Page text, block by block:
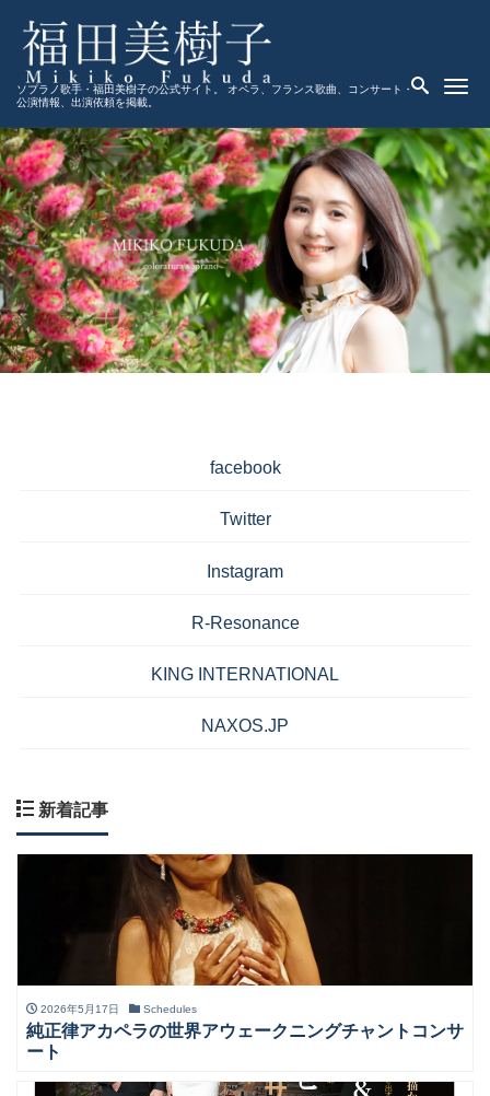
ソプラノ歌手・福田美樹子の公式サイト。 オペラ、フランス歌曲、コンサート・
公演情報、出演依頼を掲載。
facebook
Twitter
Instagram
R-Resonance
KING INTERNATIONAL
NAXOS.JP
新着記事
2026年5月17日 Schedules
純正律アカペラの世界アウェークニングチャントコンサ
ート